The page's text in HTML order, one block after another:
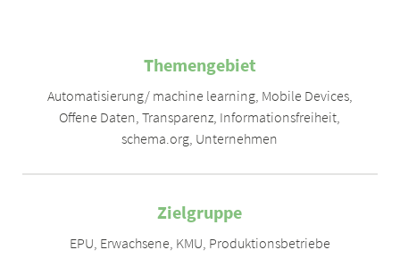
Themengebiet
Automatisierung/ machine learning, Mobile Devices,
Offene Daten, Transparenz, Informationsfreiheit
schema.org Unternehmen
Zielgruppe
EPU Erwachsene KMU Produktionsbetriebe